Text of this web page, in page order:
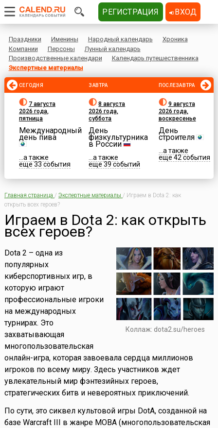
Праздники Именины Народный календарь
Хроника
Компании
Персоны
Лунный календарь
Производственные календари
Календарь путешественника
Экспертные материалы
СЕГОДНЯ
7 августа
2026 года,
пятница
Международный
день пива
...а также
еще 33 события
ЗАВТРА
8 августа
2026 года,
суббота
День
физкультурника
в России
...а также
еще 39 событий
ПОСЛЕЗАВТРА
9 августа
2026 года,
воскресенье
День
строителя
...а также
еще 42 события
Главная страница / Экспертные материалы / Играем в Dota 2: как
открыть всех героев?
Играем в Dota 2: как открыть
всех героев?
Коллаж: dota2.su/heroes
Dota 2 – одна из
популярных
киберспортивных игр, в
которую играют
профессиональные игроки
на международных
турнирах. Это
захватывающая
многопользовательская
онлайн-игра, которая завоевала сердца миллионов
игроков по всему миру. Здесь участников ждет
увлекательный мир фэнтезийных героев,
стратегических битв и невероятных приключений.
По сути, это сиквел культовой игры DotA, созданной на
базе Warcraft III в жанре MOBA (многопользовательская
РЕГИСТРАЦИЯ ВХОД